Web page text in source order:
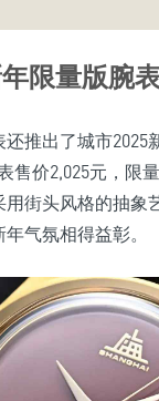
限量版腕
推出了城市2025
售价2,025元，限
街头风格的抽象
气氛相得益彰。